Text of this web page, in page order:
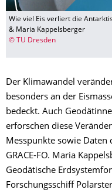
Wie viel Eis verliert die
& Maria Kappelsberger
© TU Dresden
Der Klimawandel
besonders an der
bedeckt. Auch
erforschen diese
Messpunkte sowie Daten
GRACE-FO. Maria
Geodätische
Forschungsschiff